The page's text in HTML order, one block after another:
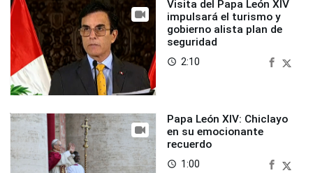
Visita del Papa León XIV
impulsará el turismo y
gobierno alista plan de
seguridad
access_time 2:10
Papa León XIV: Chiclayo
en su emocionante
recuerdo
access_time 1:00